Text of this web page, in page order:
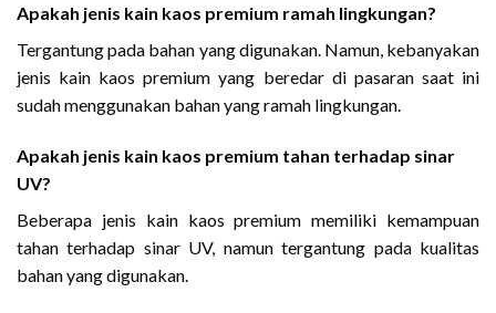
Apakah jenis kain kaos premium ramah lingkungan?
Tergantung pada bahan yang digunakan. Namun, kebanyakan
jenis kain kaos premium yang beredar di pasaran saat ini
sudah menggunakan bahan yang ramah lingkungan.
Apakah jenis kain kaos premium tahan terhadap sinar
UV?
Beberapa jenis kain kaos premium memiliki kemampuan
tahan terhadap sinar UV, namun tergantung pada kualitas
bahan yang digunakan.